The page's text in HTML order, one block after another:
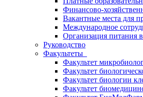
Финансово-
Вакантные места для
Международное
Организация питания
Руководство
Факультеты
Факультет
Факультет
Факультет биологии
Факультет